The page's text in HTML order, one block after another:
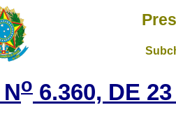
o 6.360, DE